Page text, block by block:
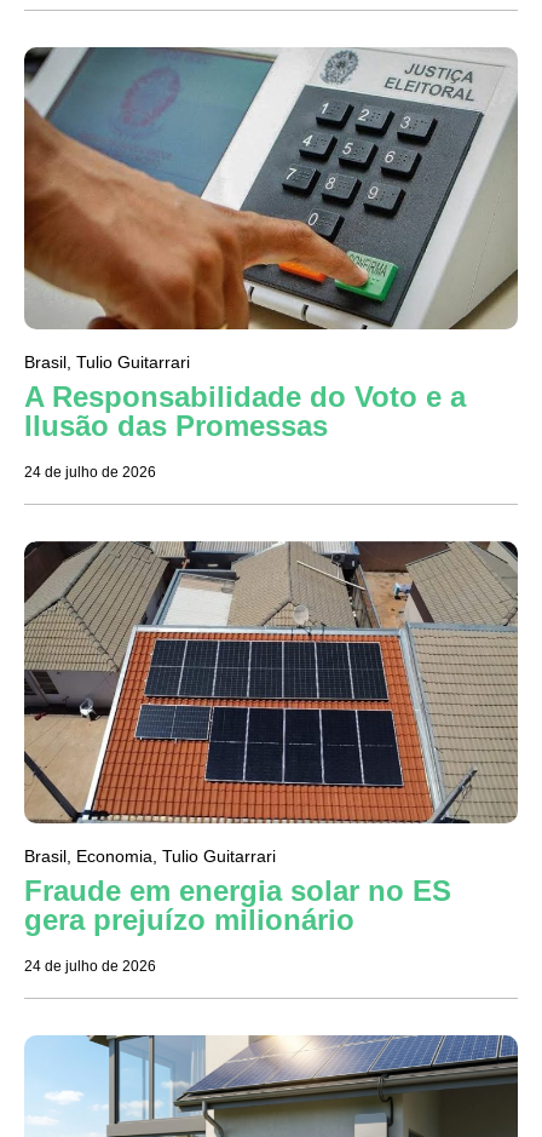
Brasil Tulio Guitarrari
A Responsabilidade do Voto e a
Ilusão das Promessas
24 de julho de 2026
Brasil Economia Tulio Guitarrari
Fraude em energia solar no ES
gera prejuízo milionário
24 de julho de 2026